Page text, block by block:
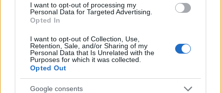
I want to opt-out of processing my
Personal Data for Targeted Advertising.
Opted In
I want to opt-out of Collection, Use,
Retention, Sale, and/or Sharing of my
Personal Data that Is Unrelated with the
Purposes for which it was collected.
Opted Out
Google consents
fiatalok és a velük dolgozó tanárok, oktatók, ifjúságsegítők
Fashion Revolution RecyCOOL Akadémia